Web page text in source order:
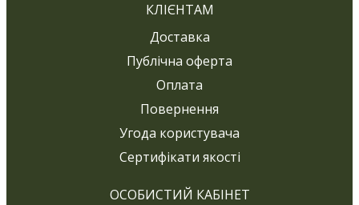
КЛІЄНТАМ
Доставка
Публічна оферта
Оплата
Повернення
Угода користувача
Сертифікати якості
ОСОБИСТИЙ КАБІНЕТ